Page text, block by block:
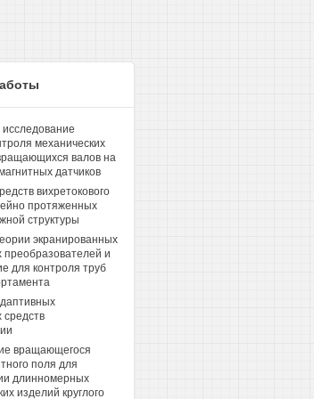
исследование
механических
валов на
датчиков
вихретокового
протяженных
структуры
экранированных
преобразователей и
для контроля труб
средств
вращающегося
поля для
длинномерных
изделий круглого